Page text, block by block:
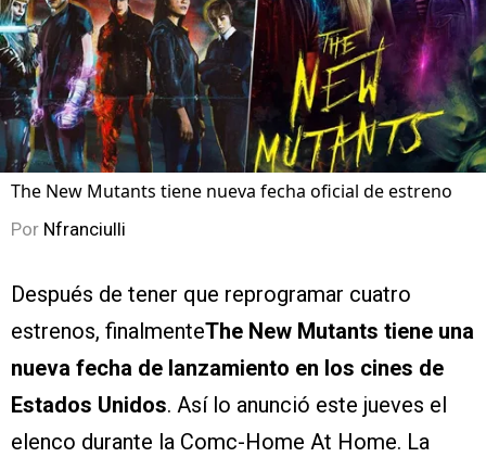
The New Mutants tiene nueva fecha oficial de estreno
Por Nfranciulli
Después de tener que reprogramar cuatro
estrenos, finalmenteThe New Mutants tiene una
nueva fecha de lanzamiento en los cines de
Estados Unidos. Así lo anunció este jueves el
elenco durante la Comc-Home At Home. La